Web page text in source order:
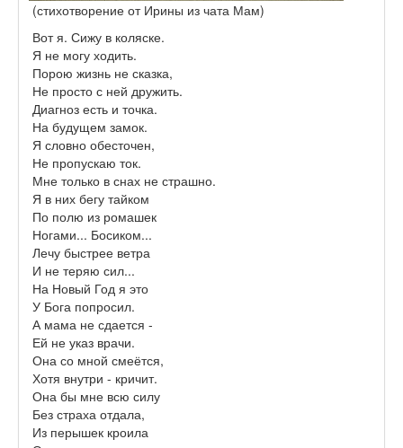
(стихотворение от Ирины из чата Мам)
Вот я. Сижу в коляске.
Я не могу ходить.
Порою жизнь не сказка,
Не просто с ней дружить.
Диагноз есть и точка.
На будущем замок.
Я словно обесточен,
Не пропускаю ток.
Мне только в снах не страшно.
Я в них бегу тайком
По полю из ромашек
Ногами... Босиком...
Лечу быстрее ветра
И не теряю сил...
На Новый Год я это
У Бога попросил.
А мама не сдается -
Ей не указ врачи.
Она со мной смеётся,
Хотя внутри - кричит.
Она бы мне всю силу
Без страха отдала,
Из перышек кроила